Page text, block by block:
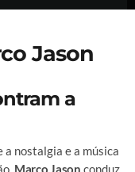
Jason
a
nostalgia e a música
Marco Jason conduz